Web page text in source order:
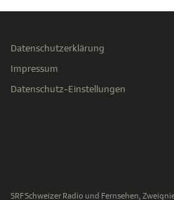
Datenschutzerklärung
Impressum
Datenschutz-Einstellungen
SRF Schweizer Radio und Fernsehen,